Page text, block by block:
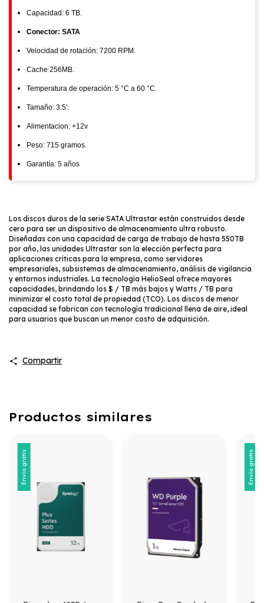
Capacidad: 6 TB.
Conector: SATA
Velocidad de rotación: 7200 RPM.
Cache 256MB.
Temperatura de operación: 5 °C a 60 °C.
Tamaño: 3.5'.
Alimentacion: +12v
Peso: 715 gramos.
Garantía: 5 años
Los discos duros de la serie SATA Ultrastar están construidos desde
cero para ser un dispositivo de almacenamiento ultra robusto.
Diseñadas con una capacidad de carga de trabajo de hasta 550TB
por año, las unidades Ultrastar son la elección perfecta para
aplicaciones críticas para la empresa, como servidores
empresariales, subsistemas de almacenamiento, análisis de vigilancia
y entornos industriales. La tecnología HelioSeal ofrece mayores
capacidades, brindando los $ / TB más bajos y Watts / TB para
minimizar el costo total de propiedad (TCO). Los discos de menor
capacidad se fabrican con tecnología tradicional llena de aire, ideal
para usuarios que buscan un menor costo de adquisición.
Compartir
Productos similares
Envío gratis Envío gratis